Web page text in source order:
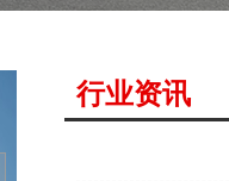
行业资讯